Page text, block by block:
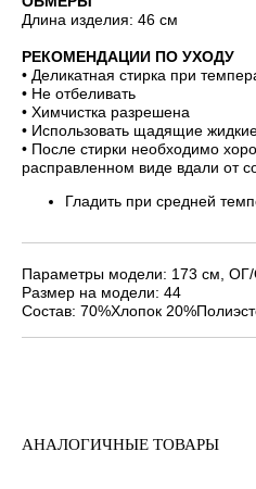
Длина изделия: 46 см
РЕКОМЕНДАЦИИ ПО УХОДУ
• Деликатная стирка при
• Не отбеливать
• Химчистка разрешена
• Использовать щадящие
• После стирки необходимо
расправленном виде вдали от
Гладить при средней
Параметры модели: 173 см,
Размер на модели: 44
Состав: 70%Хлопок
АНАЛОГИЧНЫЕ ТОВАРЫ